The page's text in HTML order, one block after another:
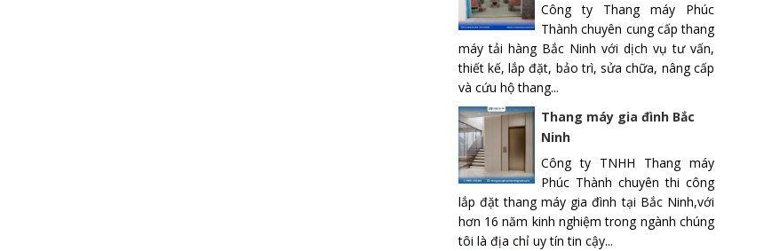
Công ty Thang máy Phúc
Thành chuyên cung cấp thang
máy tải hàng Bắc Ninh với dịch vụ tư vấn,
thiết kế, lắp đặt, bảo trì, sửa chữa, nâng cấp
và cứu hộ thang...
Thang máy gia đình Bắc
Ninh
Công ty TNHH Thang máy
Phúc Thành chuyên thi công
lắp đặt thang máy gia đình tại Bắc Ninh,với
hơn 16 năm kinh nghiệm trong ngành chúng
tôi là địa chỉ uy tín tin cậy...